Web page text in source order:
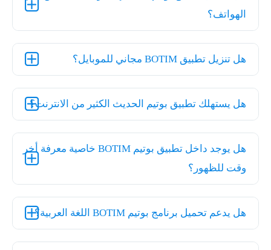
الهواتف؟
هل تنزيل تطبيق BOTIM مجاني للموبايل؟
هل يستهلك تطبيق بوتيم الحديث الكثير من الانترنت؟
هل يوجد داخل تطبيق بوتيم BOTIM خاصية معرفة أخر
وقت للظهور؟
هل يدعم تحميل برنامج بوتيم BOTIM اللغة العربية؟